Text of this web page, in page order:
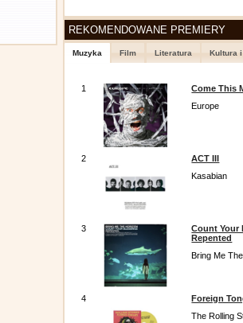
REKOMENDOWANE PREMIERY
Muzyka Film Literatura Kultura
1
Come This
Europe
2
ACT III
Kasabian
3
Count Your
Repented
Bring Me
4
Foreign
The Rolling